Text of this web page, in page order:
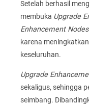
Setelah berhasil
membuka Upgrade
Enhancement Nodes
karena
keseluruhan.
Upgrade
sekaligus, sehingga
seimbang.